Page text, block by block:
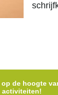
de hoogte
activiteiten!